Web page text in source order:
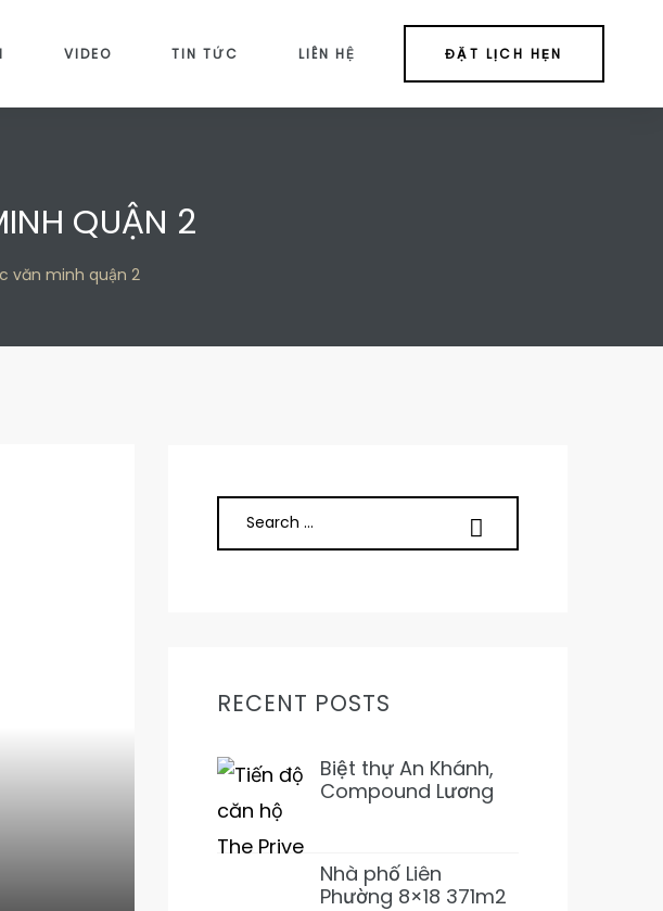
VIDEO TIN TỨC LIÊN HỆ ĐẶT LỊCH HẸN
QUẬN 2
văn minh quận 2
RECENT POSTS
Biệt thự An Khánh,
Compound Lương
4L 31T500 Đẹp ở
ngay
Nhà phố Liên
Phường 8×18 371m2